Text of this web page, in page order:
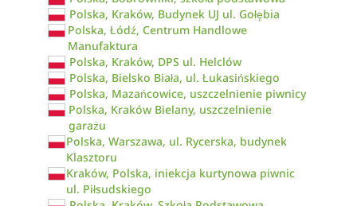
Polska, Kraków, Budynek UJ ul. Gołębia
Polska, Łódź, Centrum Handlowe
Manufaktura
Polska, Kraków, DPS ul. Helclów
Polska, Bielsko Biała, ul. Łukasińskiego
Polska, Mazańcowice, uszczelnienie piwnicy
Polska, Kraków Bielany, uszczelnienie
garażu
Polska, Warszawa, ul. Rycerska, budynek
Klasztoru
Kraków, Polska, iniekcja kurtynowa piwnic
ul. Piłsudskiego